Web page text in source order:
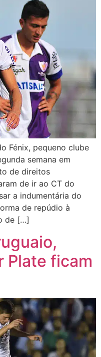
Fénix, pequeno clube
semana em
de direitos
de ir ao CT do
a indumentária do
de repúdio à
de […]
Plate ficam